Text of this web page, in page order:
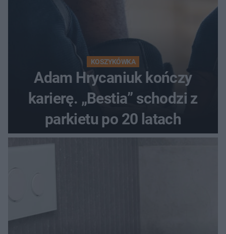
KOSZYKÓWKA
Adam Hrycaniuk kończy
karierę. „Bestia” schodzi z
parkietu po 20 latach